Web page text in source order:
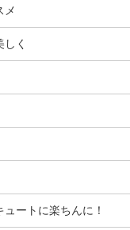
メ
く
ートに楽ちんに！